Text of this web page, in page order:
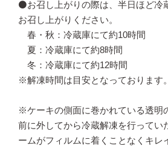
⚫️お召し上がりの際は、半日ほど冷
お召し上がりください。
春・秋：冷蔵庫にて約10時間
夏：冷蔵庫にて約8時間
冬：冷蔵庫にて約12時間
※解凍時間は目安となっております
※ケーキの側面に巻かれている透明
前に外してから冷蔵解凍を行ってい
ームがフィルムに着くことなくキレ